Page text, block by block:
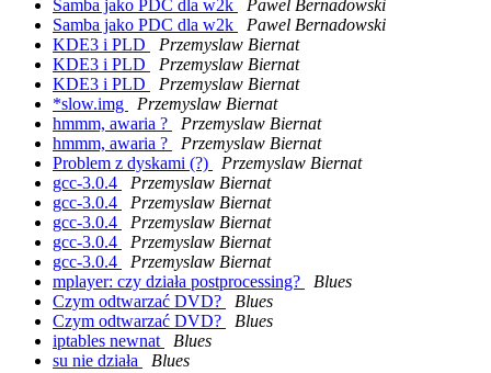
Samba jako PDC dla w2k
Pawel Bernadowski
Samba jako PDC dla w2k
Pawel Bernadowski
KDE3 i PLD
Przemyslaw Biernat
KDE3 i PLD
Przemyslaw Biernat
KDE3 i PLD
Przemyslaw Biernat
*slow.img
Przemyslaw Biernat
hmmm, awaria ?
Przemyslaw Biernat
hmmm, awaria ?
Przemyslaw Biernat
Problem z dyskami (?)
Przemyslaw Biernat
gcc-3.0.4
Przemyslaw Biernat
gcc-3.0.4
Przemyslaw Biernat
gcc-3.0.4
Przemyslaw Biernat
gcc-3.0.4
Przemyslaw Biernat
gcc-3.0.4
Przemyslaw Biernat
mplayer: czy działa postprocessing?
Blues
Czym odtwarzać DVD?
Blues
Czym odtwarzać DVD?
Blues
iptables newnat
Blues
su nie działa
Blues